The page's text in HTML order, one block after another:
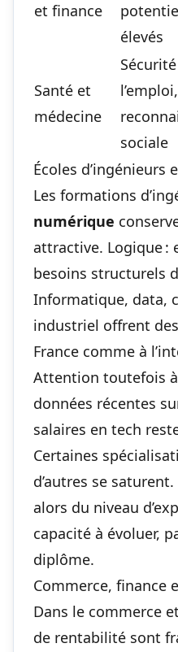
et finance
élevés
Santé et
médecine
l’emploi,
sociale
Écoles
Les formations
numérique
attractive. Logique :
besoins structurels
Informatique, data,
industriel offrent
France comme à
Attention toutefois à
données récentes
salaires en tech
Certaines
d’autres se
alors du niveau
capacité à évoluer,
diplôme.
Commerce, finance
Dans le commerce
de rentabilité sont